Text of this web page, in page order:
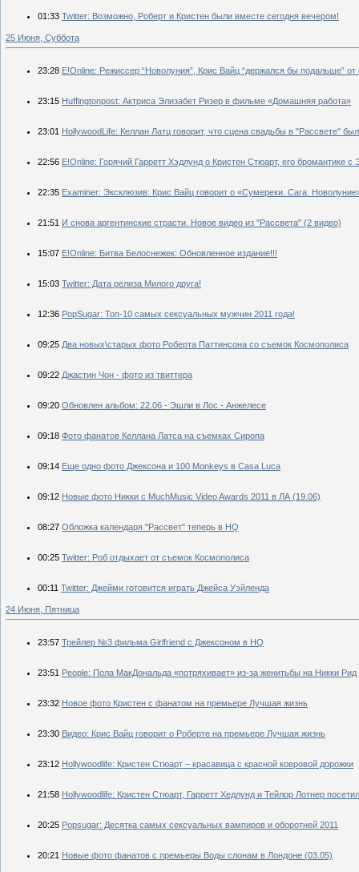
01:33 Twitter: Возможно, Роберт и Кристен были вместе сегодня вечером!
25 Июня, Суббота
23:28 E!Online: Режиссер “Новолуния”, Крис Вайц “держался бы подальше”
23:15 Huffingtonpost: Актриса Элизабет Ризер в фильме «Домашняя работа»
23:01 HollywoodLife: Келлан Латц говорит, что сцена свадьбы в "Рассвете"
22:56 E!Online: Горячий Гарретт Хэдлунд о Кристен Стюарт, его бромантике
22:35 Examiner: Эксклюзив: Крис Вайц говорит о «Сумереки. Сага.
21:51 И снова аргентинские страсти. Новое видео из "Рассвета" (2 видео)
15:07 E!Online: Битва Белоснежек: Обновленное издание!!!
15:03 Twitter: Дата релиза Милого друга!
12:36 PopSugar: Топ-10 самых сексуальных мужчин 2011 года!
09:25 Два новых\старых фото Роберта Паттинсона со съемок Космополиса
09:22 Джастин Чон - фото из твиттера
09:20 Обновлен альбом: 22.06 - Эшли в Лос - Анжелесе
09:18 Фото фанатов Келлана Латса на съемках Сиропа
09:14 Еще одно фото Джексона и 100 Monkeys в Casa Luca
09:12 Новые фото Никки с MuchMusic Video Awards 2011 в ЛА (19.06)
08:27 Обложка календаря "Рассвет" теперь в HQ
00:25 Twitter: Роб отдыхает от съемок Космополиса
00:11 Twitter: Джейми готовится играть Джейсa Уэйлендa
24 Июня, Пятница
23:57 Трейлер №3 фильма Girlfriend с Джексоном в HQ
23:51 People: Пола МакДональда «потряхивает» из-за женитьбы на Никки Рид
23:32 Новое фото Кристен с фанатом на премьере Лучшая жизнь
23:30 Видео: Крис Вайц говорит о Роберте на премьере Лучшая жизнь
23:12 Hollywoodlife: Кристен Стюарт – красавица с красной ковровой дорожки
21:58 Hollywoodlife: Кристен Стюарт, Гарретт Хедлунд и Тейлор Лотнер
20:25 Popsugar: Десятка самых сексуальных вампиров и оборотней 2011
20:21 Новые фото фанатов с премьеры Воды слонам в Лондоне (03.05)